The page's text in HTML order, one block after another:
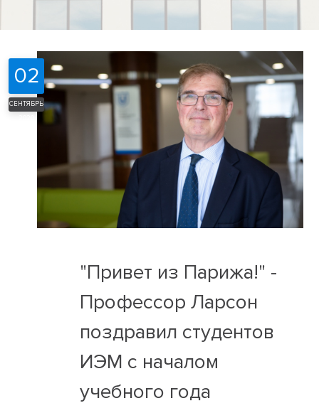
"Привет из Парижа!" -
Профессор Ларсон
поздравил студентов
ИЭМ с началом
учебного года
02
СЕНТЯБРЬ